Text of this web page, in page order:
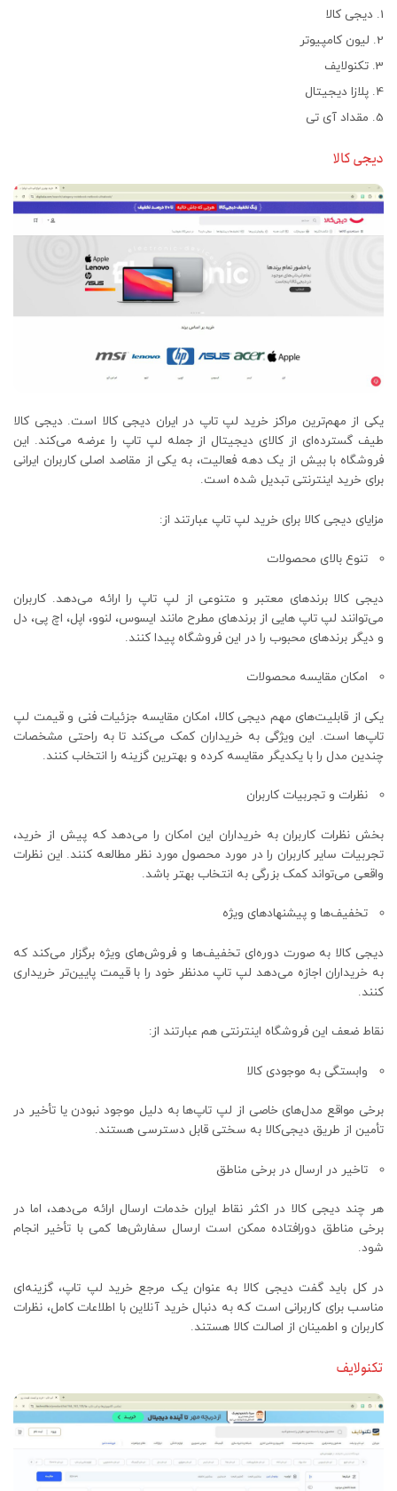
دیجی کالا
لیون کامپیوتر
تکنولایف
پلازا دیجیتال
مقداد آی تی
دیجی کالا
یکی از مهم‌ترین مراکز خرید لپ تاپ در ایران دیجی کالا است. دیجی ‌کالا
طیف گسترده‌ای از کالای دیجیتال از جمله لپ‌ تاپ را عرضه می‌کند. این
فروشگاه با بیش از یک دهه فعالیت، به یکی از مقاصد اصلی کاربران ایرانی
برای خرید اینترنتی تبدیل شده است.
مزایای دیجی ‌کالا برای خرید لپ‌ تاپ عبارتند از:
تنوع بالای محصولات
دیجی‌ کالا برندهای معتبر و متنوعی از لپ‌ تاپ را ارائه می‌دهد. کاربران
می‌توانند لپ ‌تاپ ‌هایی از برندهای مطرح مانند ایسوس، لنوو، اپل، اچ‌ پی، دل
و دیگر برندهای محبوب را در این فروشگاه پیدا کنند.
امکان مقایسه محصولات
یکی از قابلیت‌های مهم دیجی‌ کالا، امکان مقایسه جزئیات فنی و قیمت لپ‌
تاپ‌ها است. این ویژگی به خریداران کمک می‌کند تا به راحتی مشخصات
چندین مدل را با یکدیگر مقایسه کرده و بهترین گزینه را انتخاب کنند.
نظرات و تجربیات کاربران
بخش نظرات کاربران به خریداران این امکان را می‌دهد که پیش از خرید،
تجربیات سایر کاربران را در مورد محصول مورد نظر مطالعه کنند. این نظرات
واقعی می‌تواند کمک بزرگی به انتخاب بهتر باشد.
تخفیف‌ها و پیشنهادهای ویژه
دیجی ‌کالا به صورت دوره‌ای تخفیف‌ها و فروش‌های ویژه برگزار می‌کند که
به خریداران اجازه می‌دهد لپ ‌تاپ مدنظر خود را با قیمت‌ پایین‌تر خریداری
کنند.
نقاط ضعف این فروشگاه اینترنتی هم عبارتند از:
وابستگی به موجودی کالا
برخی مواقع مدل‌های خاصی از لپ‌ تاپ‌ها به دلیل موجود نبودن یا تأخیر در
تأمین از طریق دیجی‌کالا به سختی قابل دسترسی هستند.
تاخیر در ارسال در برخی مناطق
هر چند دیجی‌ کالا در اکثر نقاط ایران خدمات ارسال ارائه می‌دهد، اما در
برخی مناطق دورافتاده ممکن است ارسال سفارش‌ها کمی با تأخیر انجام
شود.
در کل باید گفت دیجی ‌کالا به عنوان یک مرجع خرید لپ ‌تاپ، گزینه‌ای
مناسب برای کاربرانی است که به دنبال خرید آنلاین با اطلاعات کامل، نظرات
کاربران و اطمینان از اصالت کالا هستند.
تکنولایف